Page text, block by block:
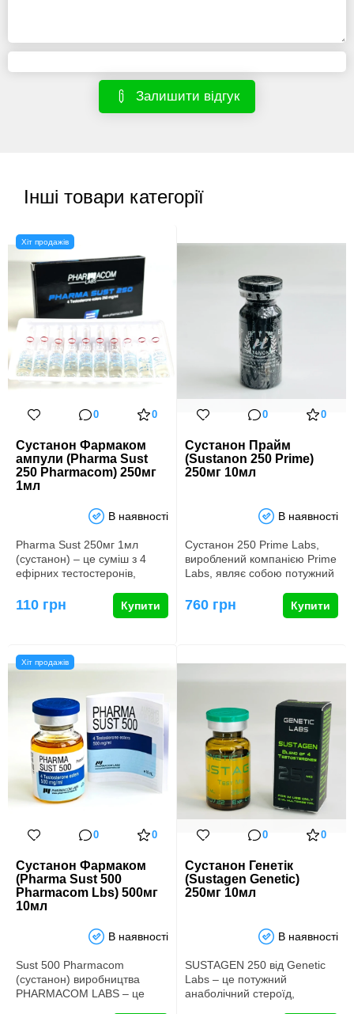
Залишити відгук
Інші товари категорії
Хіт продажів
0 0
Сустанон Фармаком
ампули (Pharma Sust
250 Pharmacom) 250мг
1мл
В наявності
Pharma Sust 250мг 1мл
(сустанон) – це суміш з 4
ефірних тестостеронів,
PHARMACOM…
110 грн Купити
0 0
Сустанон Прайм
(Sustanon 250 Prime)
250мг 10мл
В наявності
Сустанон 250 Prime Labs,
вироблений компанією Prime
Labs, являє собою потужний
760 грн Купити
Хіт продажів
0 0
Сустанон Фармаком
(Pharma Sust 500
Pharmacom Lbs) 500мг
10мл
В наявності
Sust 500 Pharmacom
(сустанон) виробництва
PHARMACOM LABS – це
0 0
Сустанон Генетік
(Sustagen Genetic)
250мг 10мл
В наявності
SUSTAGEN 250 від Genetic
Labs – це потужний
анаболічний стероїд,